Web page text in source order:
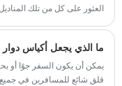
العثور على كل من تلك
يمكن أن يكون السفر جوًا أو
قلق شائع للمسافرين في جميع